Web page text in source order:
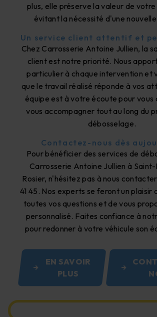
plus, elle préserve la valeur de votre
évitant la nécessité d'une
Un service client attentif et
Chez Carrosserie Antoine Jullien, la
client est notre priorité. Nous
particulier à chaque intervention et
que le travail réalisé réponde à vos
équipe est à votre écoute pour vous
vous accompagner tout au long du
débosselage.
Contactez-nous dès
Pour bénéficier des services de
Carrosserie Antoine Jullien à
Rosier, n'hésitez pas à nous
41 45. Nos experts se feront un plaisir
toutes vos questions et de vous
personnalisé. Faites confiance à
pour redonner à votre véhicule son
EN SAVOIR
PLUS